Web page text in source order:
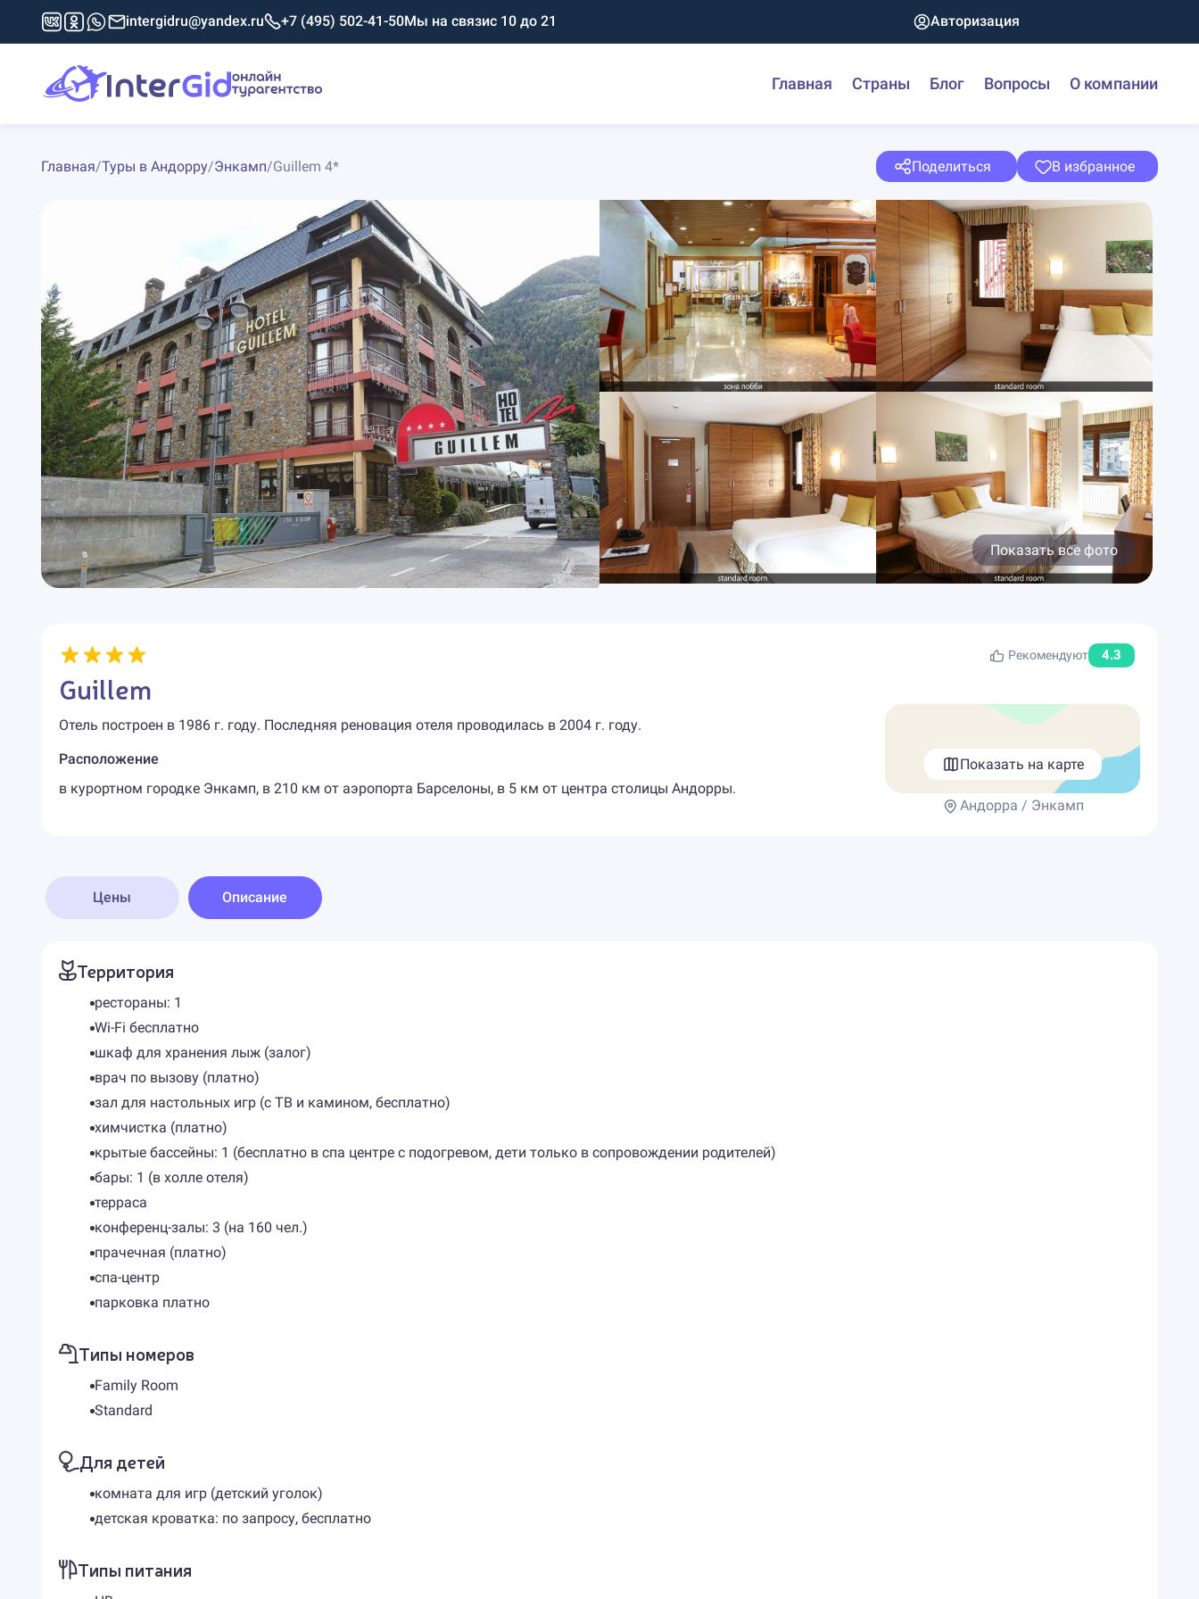
intergidru@yandex.ru +7 (495) 502-41-50Мы на связис 10 до 21 Авторизация
Главная Страны Блог Вопросы О компании
Главная/Туры в Андорру/Энкамп/Guillem 4* Поделиться В избранное
Показать все фото
Рекомендуют 4.3
Guillem
Отель построен в 1986 г. году. Последняя реновация отеля проводилась в 2004 г. году.
Расположение
в курортном городке Энкамп, в 210 км от аэропорта Барселоны, в 5 км от центра столицы Андорры.
Показать на карте
Андорра / Энкамп
Цены Описание
Территория
рестораны: 1
Wi-Fi бесплатно
шкаф для хранения лыж (залог)
врач по вызову (платно)
зал для настольных игр (с ТВ и камином, бесплатно)
химчистка (платно)
крытые бассейны: 1 (бесплатно в спа центре с подогревом, дети только в сопровождении родителей)
бары: 1 (в холле отеля)
терраса
конференц-залы: 3 (на 160 чел.)
прачечная (платно)
спа-центр
парковка платно
Типы номеров
Family Room
Standard
Для детей
комната для игр (детский уголок)
детская кроватка: по запросу, бесплатно
Типы питания